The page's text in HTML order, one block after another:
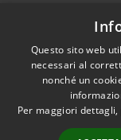
Dichiarazione di
RSS
Accessibilità
Questo sito web
necessari al
nonché un
Per maggiori